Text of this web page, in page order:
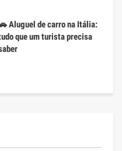
Aluguel de carro na Itália:
que um turista precisa